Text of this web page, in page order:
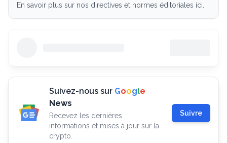
En savoir plus sur nos directives et normes éditoriales ici.
Suivez-nous sur Google
News
Recevez les dernières
informations et mises à jour sur la
crypto.
Suivre